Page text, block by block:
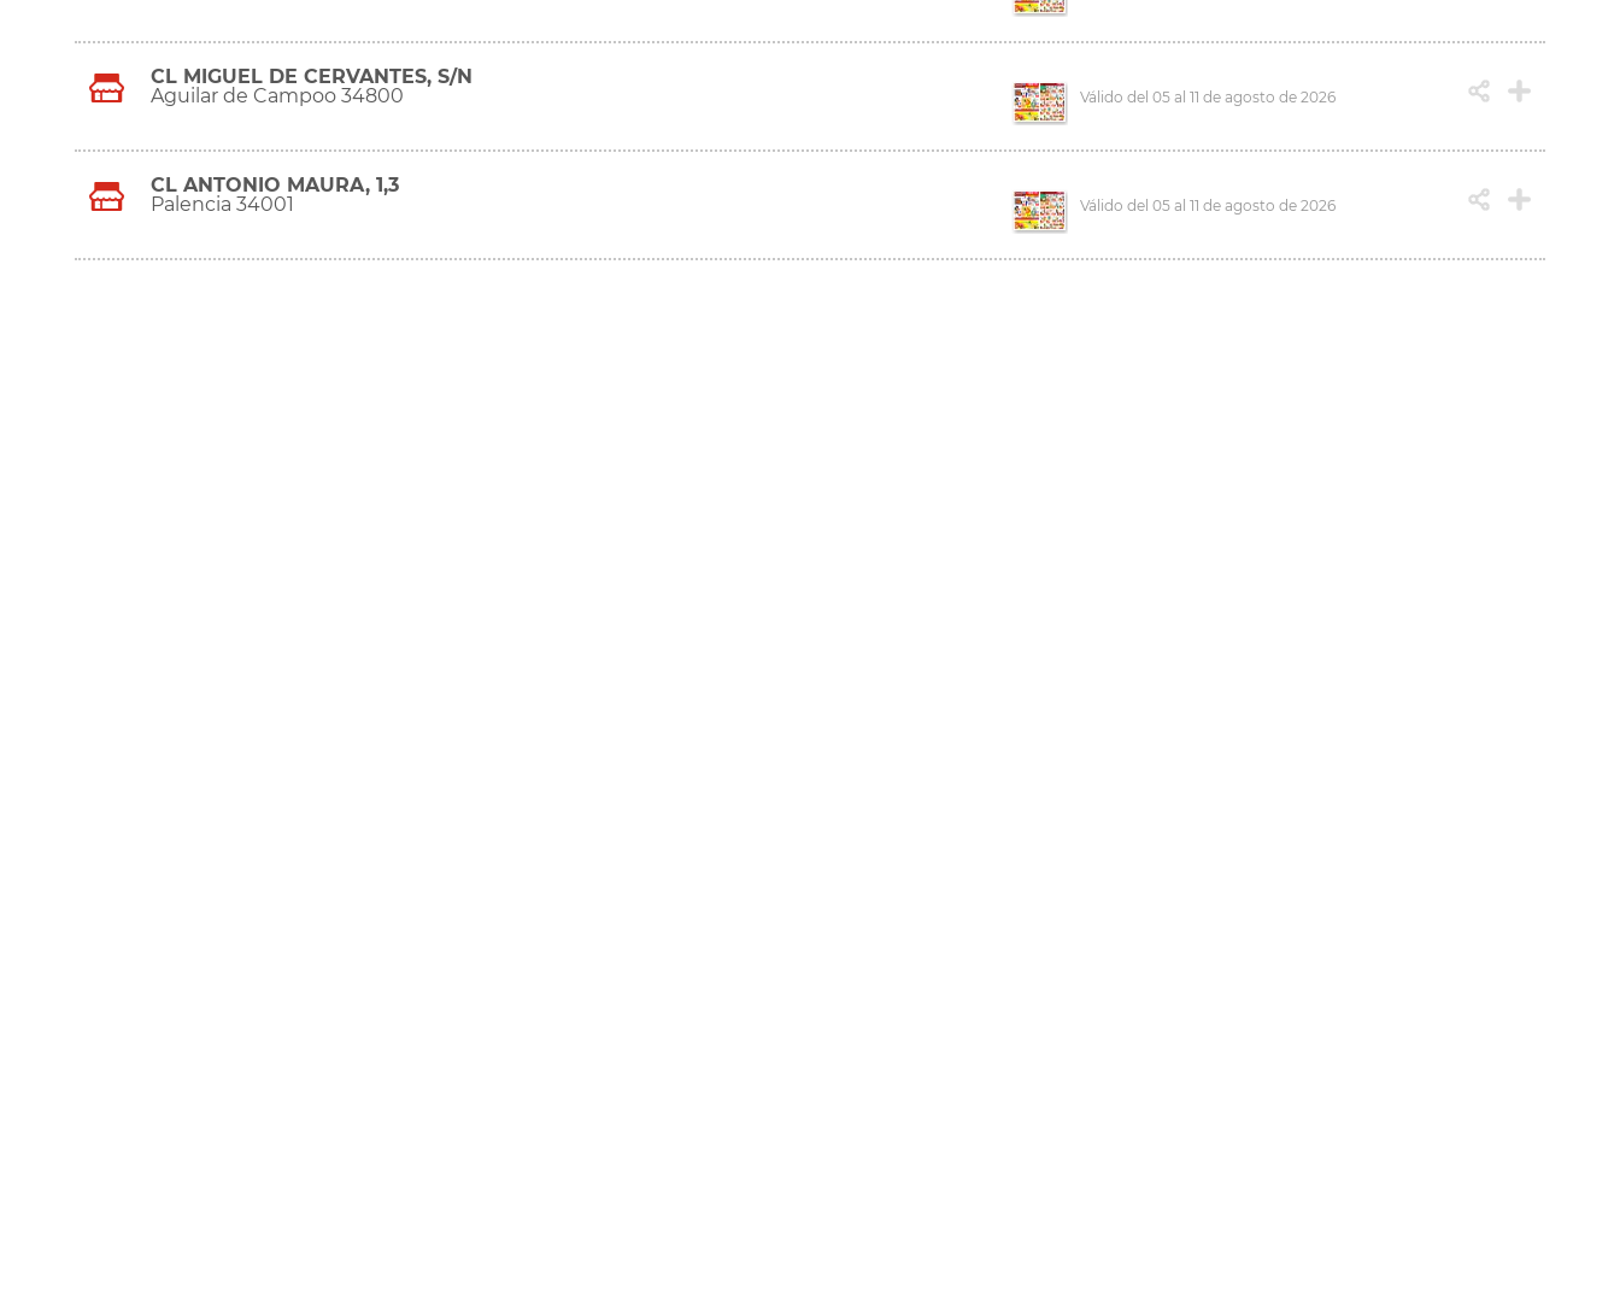
CL MIGUEL DE CERVANTES, S/N
Aguilar de Campoo 34800
Válido del 05 al 11 de agosto de 2026
CL ANTONIO MAURA, 1,3
Palencia 34001
Válido del 05 al 11 de agosto de 2026